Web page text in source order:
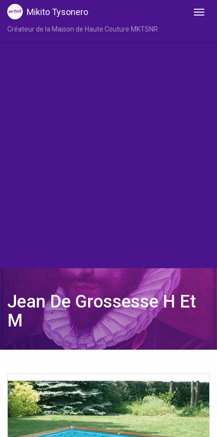
Mikito Tysonero
Créateur de la Maison de Haute Couture MKTSNR
Jean De Grossesse H Et
M